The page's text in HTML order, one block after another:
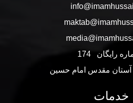
رایگان
174
مقدس امام حسین
خدمات